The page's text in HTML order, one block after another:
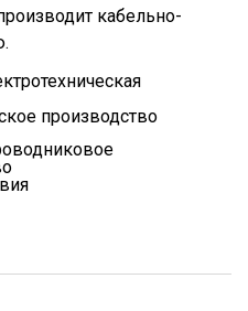
кабельно-
производство